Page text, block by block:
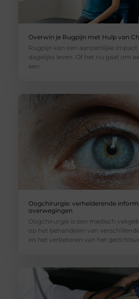
Overwin je Rugpijn met Hulp van
Rugpijn kan een aanzienlijke
dagelijks leven. Of het nu gaat om
een
Oogchirurgie: verhelderende
overwegingen
Oogchirurgie is een medisch
op het behandelen van
en het verbeteren van het